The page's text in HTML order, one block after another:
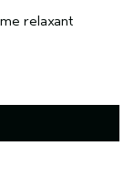
relaxant